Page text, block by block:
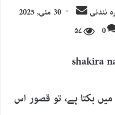
نندنی
Send
email
30 مئی, 2025
0 ۵۷
بکتا ہے، تو قصور اس